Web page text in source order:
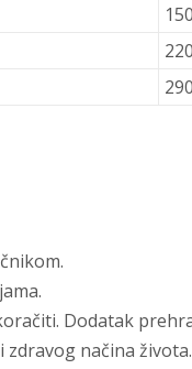
150
220
290
Dodatak
načina života.